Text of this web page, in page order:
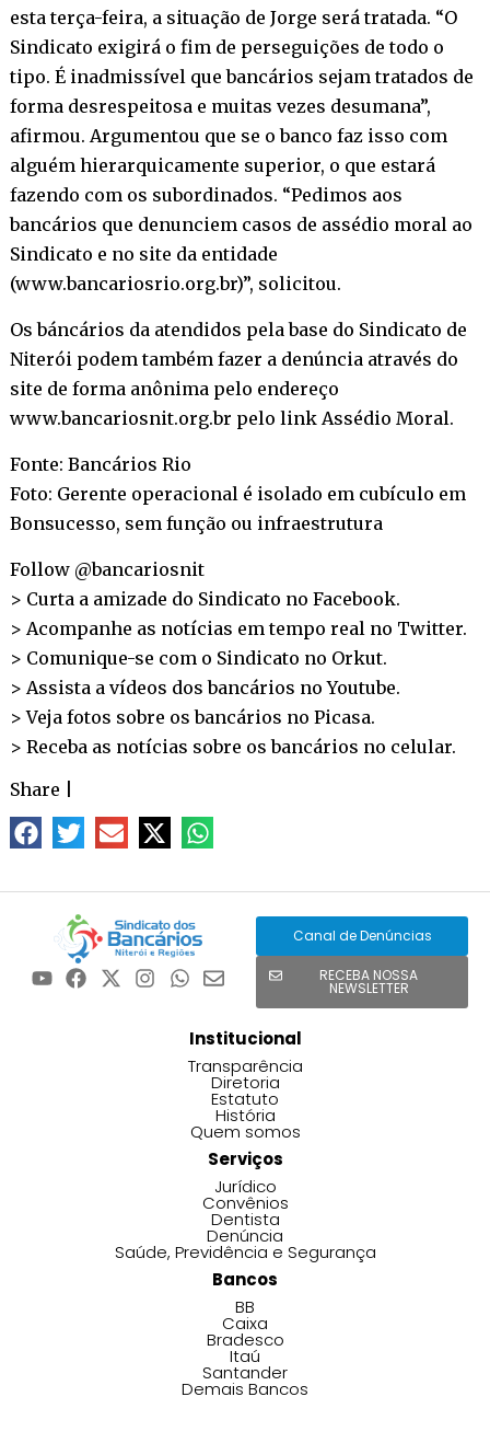
esta terça-feira, a situação de Jorge será tratada. “O
Sindicato exigirá o fim de perseguições de todo o
tipo. É inadmissível que bancários sejam tratados de
forma desrespeitosa e muitas vezes desumana”,
afirmou. Argumentou que se o banco faz isso com
alguém hierarquicamente superior, o que estará
fazendo com os subordinados. “Pedimos aos
bancários que denunciem casos de assédio moral ao
Sindicato e no site da entidade
(www.bancariosrio.org.br)”, solicitou.
Os báncários da atendidos pela base do Sindicato de
Niterói podem também fazer a denúncia através do
site de forma anônima pelo endereço
www.bancariosnit.org.br pelo link Assédio Moral.
Fonte: Bancários Rio
Foto: Gerente operacional é isolado em cubículo em
Bonsucesso, sem função ou infraestrutura
Follow @bancariosnit
> Curta a amizade do Sindicato no Facebook.
> Acompanhe as notícias em tempo real no Twitter.
> Comunique-se com o Sindicato no Orkut.
> Assista a vídeos dos bancários noYoutube.
> Veja fotos sobre os bancários no Picasa.
> Receba as notícias sobre os bancários no celular.
Share
Canal de Denúncias
RECEBA NOSSA
NEWSLETTER
Institucional
Transparência
Diretoria
Estatuto
História
Quem somos
Serviços
Jurídico
Convênios
Dentista
Denúncia
Saúde, Previdência e Segurança
Bancos
BB
Caixa
Bradesco
Itaú
Santander
Demais Bancos